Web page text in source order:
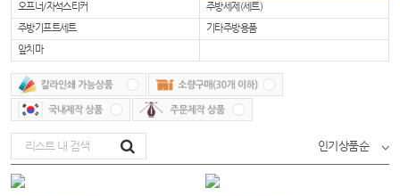
오프너/자석스티커
주방세제(세트)
주방기프트세트
기타주방용품
앞치마
인기상품순